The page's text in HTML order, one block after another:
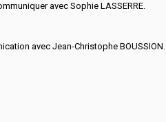
avec Sophie LASSERRE.
avec Jean-Christophe BOUSSION.